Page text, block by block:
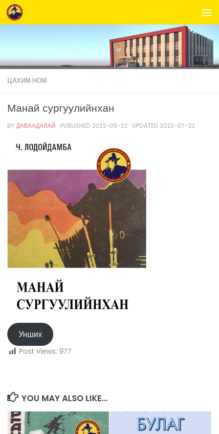
Skip to content
ЦАХИМ НОМ
Манай сургуулийнхан
BYДАВААДАЛАЙ · PUBLISHED 2022-06-22 · UPDATED 2022-07-22
Унших
Post Views: 977
YOU MAY ALSO LIKE...